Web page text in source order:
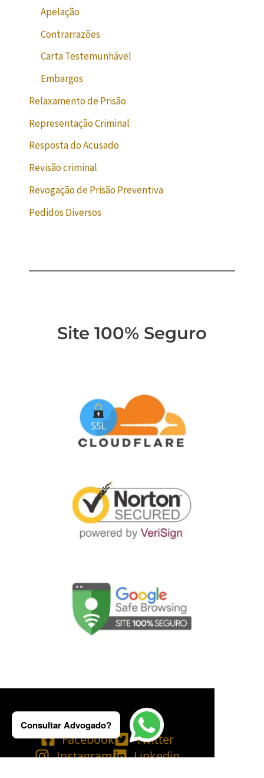
Apelação
Contrarrazões
Carta Testemunhável
Embargos
Relaxamento de Prisão
Representação Criminal
Resposta do Acusado
Revisão criminal
Revogação de Prisão Preventiva
Pedidos Diversos
Site 100% Seguro
Facebook
Twitter
Instagram
Linkedin
Consultar Advogado?